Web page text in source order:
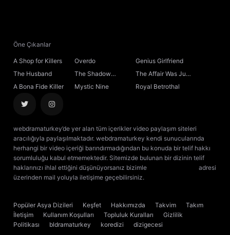
Öne Çıkanlar
A Shop for Killers Overdo
Genius Girlfriend
The Husband
The Shadow
Sovereign
The Affair Was Just
the Beginning
A Bona Fide Killer Mystic Nine Royal Betrothal
webdramaturkey’de yer alan tüm içerikler video paylaşım siteleri
aracılığıyla paylaşılmaktadır. webdramaturkey kendi sunucularında
herhangi bir video içeriği barındırmadığından bu konuda bir telif hakkı
sorumluluğu kabul etmemektedir. Sitemizde bulunan bir dizinin telif
haklarınızı ihlal ettiğini düşünüyorsanız bizimle
adresi
üzerinden mail yoluyla iletişime geçebilirsiniz.
Popüler Asya Dizileri Keşfet Hakkımızda Takvim
Takım
İletişim
Kullanım Koşulları Topluluk Kuralları
Gizlilik
Politikası
bldramaturkey koredizi
dizigecesi